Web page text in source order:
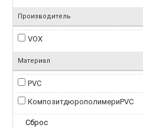
Производитель
VOX
Материал
PVC
КомпозитдюрополимериPVC
Сброс